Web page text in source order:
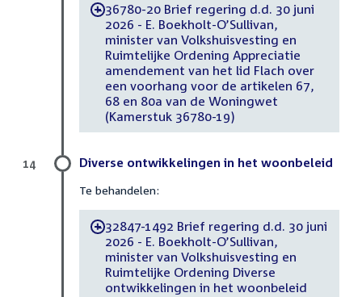
-36780-20 Brief regering d.d. 30 juni
2026 - E. Boekholt-O’Sullivan,
minister van Volkshuisvesting en
Ruimtelijke Ordening Appreciatie
amendement van het lid Flach over
een voorhang voor de artikelen 67,
68 en 80a van de Woningwet
(Kamerstuk 36780-19)
Diverse ontwikkelingen in het woonbeleid
Te behandelen:
-32847-1492 Brief regering d.d. 30 juni
2026 - E. Boekholt-O’Sullivan,
minister van Volkshuisvesting en
Ruimtelijke Ordening Diverse
ontwikkelingen in het woonbeleid
14